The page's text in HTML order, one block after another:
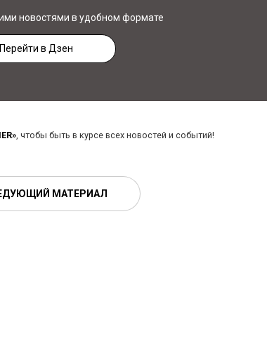
новостями в удобном формате
Перейти в Дзен
, чтобы быть в курсе всех новостей и событий!
МАТЕРИАЛ